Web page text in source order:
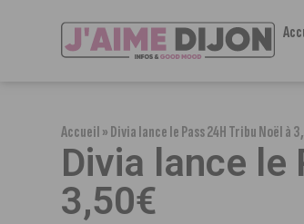
Accueil»Divia lance le Pass 24H Tribu Noël à
Divia lance le
3,50€